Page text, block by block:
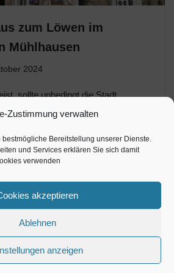
Zustimmung verwalten
Bereitstellung unserer Dienste.
und Services erklären Sie sich damit
verwenden
akzeptieren
Ablehnen
anzeigen
zum Löwen im
Mühlhausen
2024
sollte unbedingt die Stadt
und wird bestimmt begeistert
Der historische Stadtkern
ein Flächendenkmal darstellt. Zu